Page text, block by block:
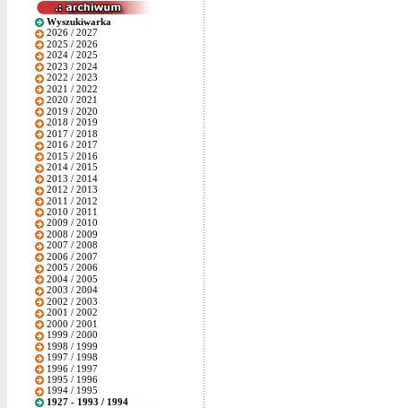
Wyszukiwarka
2026 / 2027
2025 / 2026
2024 / 2025
2023 / 2024
2022 / 2023
2021 / 2022
2020 / 2021
2019 / 2020
2018 / 2019
2017 / 2018
2016 / 2017
2015 / 2016
2014 / 2015
2013 / 2014
2012 / 2013
2011 / 2012
2010 / 2011
2009 / 2010
2008 / 2009
2007 / 2008
2006 / 2007
2005 / 2006
2004 / 2005
2003 / 2004
2002 / 2003
2001 / 2002
2000 / 2001
1999 / 2000
1998 / 1999
1997 / 1998
1996 / 1997
1995 / 1996
1994 / 1995
1927 - 1993 / 1994